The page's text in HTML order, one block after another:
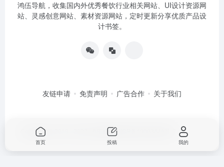
鸿伍导航，收集国内外优秀餐饮行业相关网站、UI设计资源网
站、灵感创意网站、素材资源网站，定时更新分享优质产品设
计书签。
友链申请 免责声明 广告合作 关于我们
Copyright © 2019 - 2022 鸿伍科技湘ICP备19003446号-2
首页 投稿 我的